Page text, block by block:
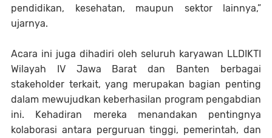
pendidikan, kesehatan, maupun sektor lainnya,”
ujarnya.
Acara ini juga dihadiri oleh seluruh karyawan LLDIKTI
Wilayah IV Jawa Barat dan Banten berbagai
stakeholder terkait, yang merupakan bagian penting
dalam mewujudkan keberhasilan program pengabdian
ini. Kehadiran mereka menandakan pentingnya
kolaborasi antara perguruan tinggi, pemerintah, dan